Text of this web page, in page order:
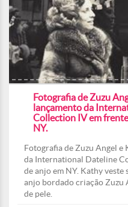
Fotografia de Zuzu
lançamento da
Collection IV em
NY.
Fotografia de Zuzu Angel e
da International Dateline
de anjo em NY. Kathy
anjo bordado criação Zuzu
de pele.